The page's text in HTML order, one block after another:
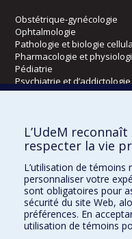
Obstétrique-gynécologie
Ophtalmologie
Pathologie et biologie
Pharmacologie et
Pédiatrie
Psychiatrie et d’addictologie
Radiologie, radio-
Écoles
Orthophonie et audiologie
Réadaptation
Directions
L’UdeM
respecter la vie
L’utilisation de témoins
personnaliser votre
sont obligatoires pour
sécurité du site Web,
préférences. En
utilisation de témoins